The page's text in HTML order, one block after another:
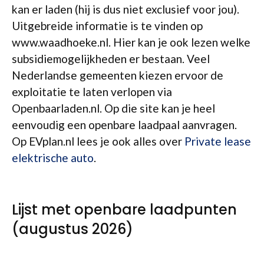
kan er laden (hij is dus niet exclusief voor jou).
Uitgebreide informatie is te vinden op
www.waadhoeke.nl. Hier kan je ook lezen welke
subsidiemogelijkheden er bestaan. Veel
Nederlandse gemeenten kiezen ervoor de
exploitatie te laten verlopen via
Openbaarladen.nl. Op die site kan je heel
eenvoudig een openbare laadpaal aanvragen.
Op EVplan.nl lees je ook alles over Private lease
elektrische auto.
Lijst met openbare laadpunten
(augustus 2026)